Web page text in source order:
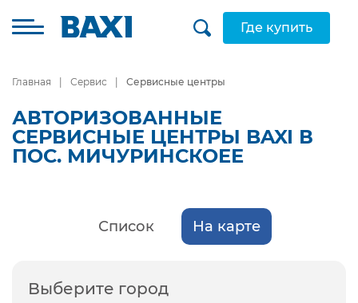
Где купить
Главная Сервис Сервисные центры
АВТОРИЗОВАННЫЕ
СЕРВИСНЫЕ ЦЕНТРЫ BAXI В
ПОС. МИЧУРИНСКОЕЕ
Список На карте
Выберите город